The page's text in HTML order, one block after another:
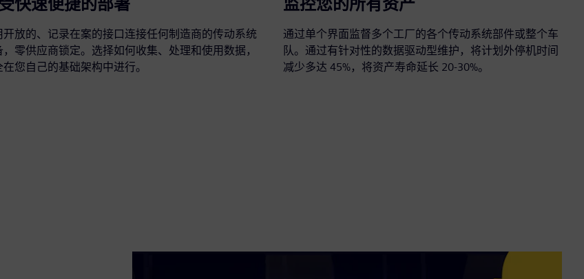
开放的、记录在案的接口连接任何制造商的传动系统
，零供应商锁定。选择如何收集、处理和使用数据，
在您自己的基础架构中进行。
通过单个界面监督多个工厂的各个传动系统部件或整个车
队。通过有针对性的数据驱动型维护，将计划外停机时间
减少多达 45%，将资产寿命延长 20-30%。